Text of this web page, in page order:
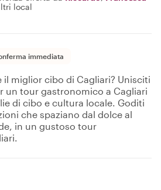
local
immediata
il miglior cibo di Cagliari? Unisciti
un tour gastronomico a Cagliari
di cibo e cultura locale. Goditi
che spaziano dal dolce al
in un gustoso tour